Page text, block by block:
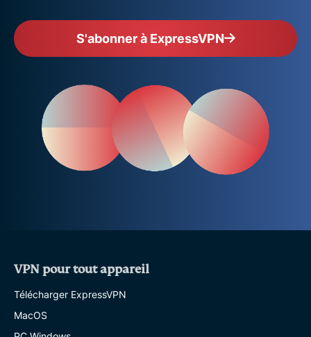
S'abonner à ExpressVPN
VPN pour tout appareil
Télécharger ExpressVPN
MacOS